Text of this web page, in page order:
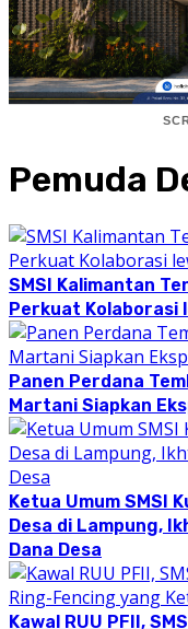
Pemuda
SMSI Kalimantan
Perkuat Kolaborasi
Panen Perdana
Martani Siapkan
Ketua Umum SMSI
Desa di Lampung,
Dana Desa
Kawal RUU PFII,